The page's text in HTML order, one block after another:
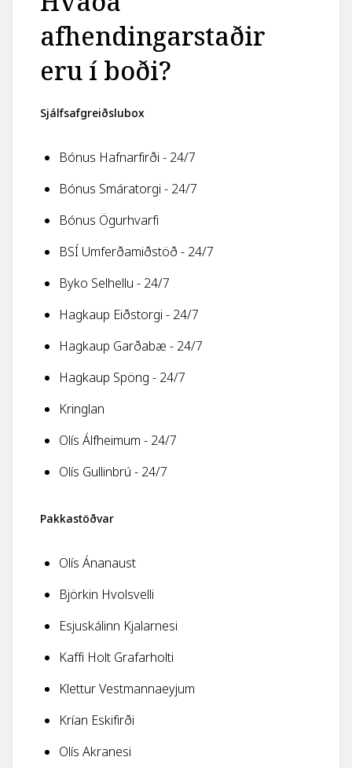
afhendingarstaðir
eru í boði?
Sjálfsafgreiðslubox
Bónus Hafnarfirði - 24/7
Bónus Smáratorgi - 24/7
Bónus Ögurhvarfi
BSÍ Umferðamiðstöð - 24/7
Byko Selhellu - 24/7
Hagkaup Eiðstorgi - 24/7
Hagkaup Garðabæ - 24/7
Hagkaup Spöng - 24/7
Kringlan
Olís Álfheimum - 24/7
Olís Gullinbrú - 24/7
Pakkastöðvar
Olís Ánanaust
Björkin Hvolsvelli
Esjuskálinn Kjalarnesi
Kaffi Holt Grafarholti
Klettur Vestmannaeyjum
Krían Eskifirði
Olís Akranesi